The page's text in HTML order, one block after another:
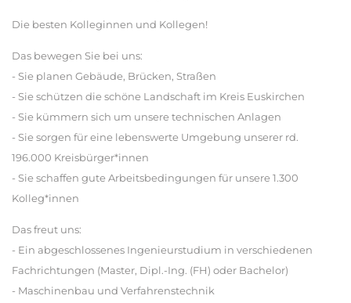
Die besten Kolleginnen und Kollegen!
Das bewegen Sie bei uns:
- Sie planen Gebäude, Brücken, Straßen
- Sie schützen die schöne Landschaft im Kreis Euskirchen
- Sie kümmern sich um unsere technischen Anlagen
- Sie sorgen für eine lebenswerte Umgebung unserer rd.
196.000 Kreisbürger*innen
- Sie schaffen gute Arbeitsbedingungen für unsere 1.300
Kolleg*innen
Das freut uns:
- Ein abgeschlossenes Ingenieurstudium in verschiedenen
Fachrichtungen (Master, Dipl.-Ing. (FH) oder Bachelor)
- Maschinenbau und Verfahrenstechnik